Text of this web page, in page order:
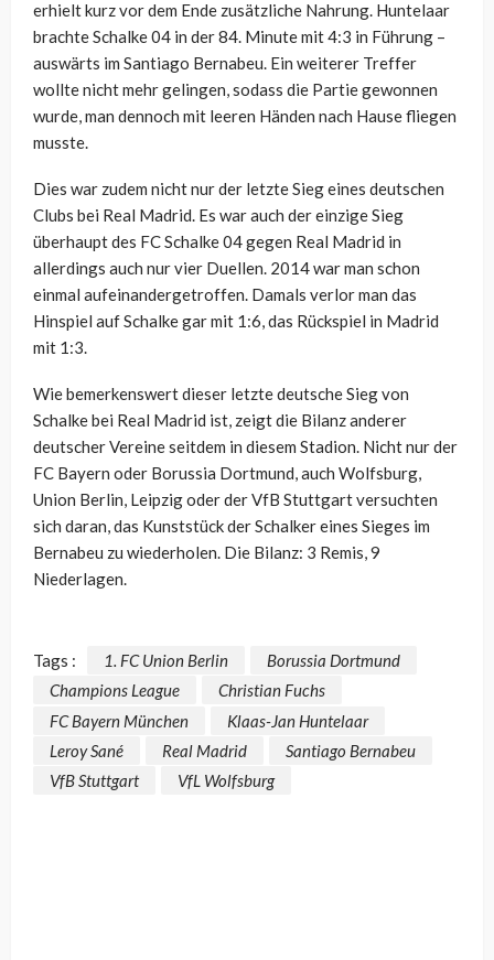
erhielt kurz vor dem Ende zusätzliche Nahrung. Huntelaar
brachte Schalke 04 in der 84. Minute mit 4:3 in Führung –
auswärts im Santiago Bernabeu. Ein weiterer Treffer
wollte nicht mehr gelingen, sodass die Partie gewonnen
wurde, man dennoch mit leeren Händen nach Hause fliegen
musste.
Dies war zudem nicht nur der letzte Sieg eines deutschen
Clubs bei Real Madrid. Es war auch der einzige Sieg
überhaupt des FC Schalke 04 gegen Real Madrid in
allerdings auch nur vier Duellen. 2014 war man schon
einmal aufeinandergetroffen. Damals verlor man das
Hinspiel auf Schalke gar mit 1:6, das Rückspiel in Madrid
mit 1:3.
Wie bemerkenswert dieser letzte deutsche Sieg von
Schalke bei Real Madrid ist, zeigt die Bilanz anderer
deutscher Vereine seitdem in diesem Stadion. Nicht nur der
FC Bayern oder Borussia Dortmund, auch Wolfsburg,
Union Berlin, Leipzig oder der VfB Stuttgart versuchten
sich daran, das Kunststück der Schalker eines Sieges im
Bernabeu zu wiederholen. Die Bilanz: 3 Remis, 9
Niederlagen.
Tags : 1. FC Union Berlin
Borussia Dortmund
Champions League
Christian Fuchs
FC Bayern München
Klaas-Jan Huntelaar
Leroy Sané
Real Madrid
Santiago Bernabeu
VfB Stuttgart
VfL Wolfsburg